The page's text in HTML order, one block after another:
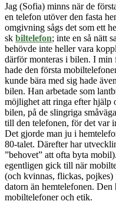
Jag (Sofia) minns när de
en telefon utöver den fasta
omgivning sågs det som ett
sk biltelefon; inte en så nätt
behövde inte heller vara
därför monteras i bilen. I min
hade den första
kunde bära med sig hade
bilen. Han arbetade som
möjlighet att ringa efter hjälp
bilen, på de slingriga
till den telefonen, för det var
Det gjorde man ju i
80-talet. Därefter har
”behovet” att ofta byta
egentligen gick till när
(och kvinnas, flickas,
datorn än hemtelefonen.
mobiltelefoner och etik.